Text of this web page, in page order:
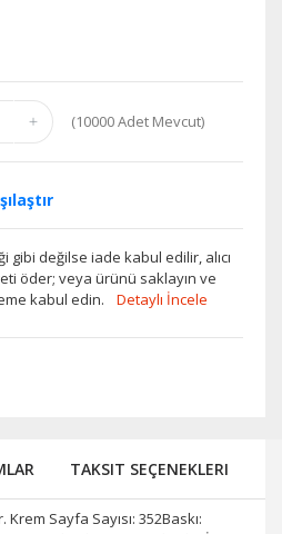
(10000Adet Mevcut)
gibi değilse iade kabul edilir, alıcı
öder; veya ürünü saklayın ve
kabul edin.
Detaylı İncele
TAKSIT SEÇENEKLERI
Sayfa Sayısı: 352Baskı: